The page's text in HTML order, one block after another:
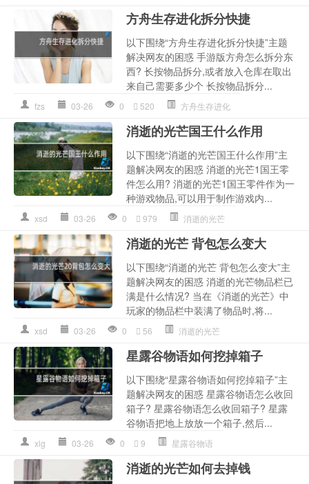
方舟生存进化拆分快捷
以下围绕“方舟生存进化拆分快捷”主题
解决网友的困惑 手游版方舟怎么拆分东
西? 长按物品拆分,或者放入仓库在取出
来自己需要多少个 长按物品拆分...
fzs 03-26 0 520 方舟生存进化
消逝的光芒国王什么作用
以下围绕“消逝的光芒国王什么作用”主
题解决网友的困惑 消逝的光芒1国王零
件怎么用? 消逝的光芒1国王零件作为一
种游戏物品,可以用于制作游戏内...
xsd 03-26 0 979 消逝的光芒
消逝的光芒 背包怎么变大
以下围绕“消逝的光芒 背包怎么变大”主
题解决网友的困惑 消逝的光芒物品栏已
满是什么情况? 当在《消逝的光芒》中
玩家的物品栏中装满了物品时,将...
xsd 03-26 0 56 消逝的光芒
星露谷物语如何挖掉箱子
以下围绕“星露谷物语如何挖掉箱子”主
题解决网友的困惑 星露谷物语怎么收回
箱子? 星露谷物语怎么收回箱子? 星露
谷物语把地上放放一个箱子,然后...
xlg 03-26 0 9 星露谷物语
消逝的光芒如何去掉钱